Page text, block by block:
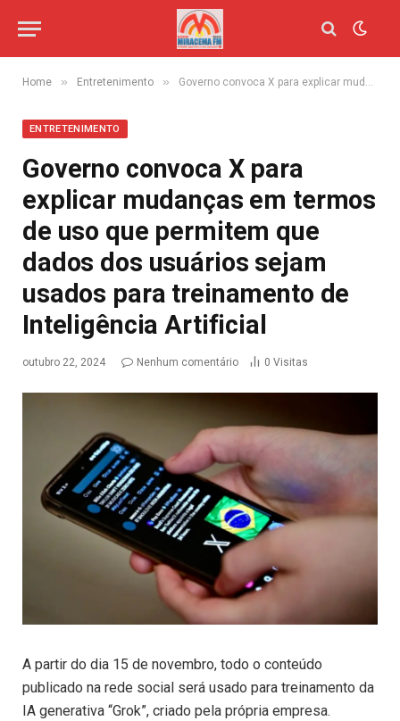
Home » Entretenimento » Governo convoca X para explicar mudanças em termos de uso que permitem que dados dos usuários sejam usados para treinamento de Inteligência Artificial
ENTRETENIMENTO
Governo convoca X para
explicar mudanças em termos
de uso que permitem que
dados dos usuários sejam
usados para treinamento de
Inteligência Artificial
outubro 22, 2024 Nenhum comentário 0 Visitas
A partir do dia 15 de novembro, todo o conteúdo
publicado na rede social será usado para treinamento da
IA generativa “Grok”, criado pela própria empresa.